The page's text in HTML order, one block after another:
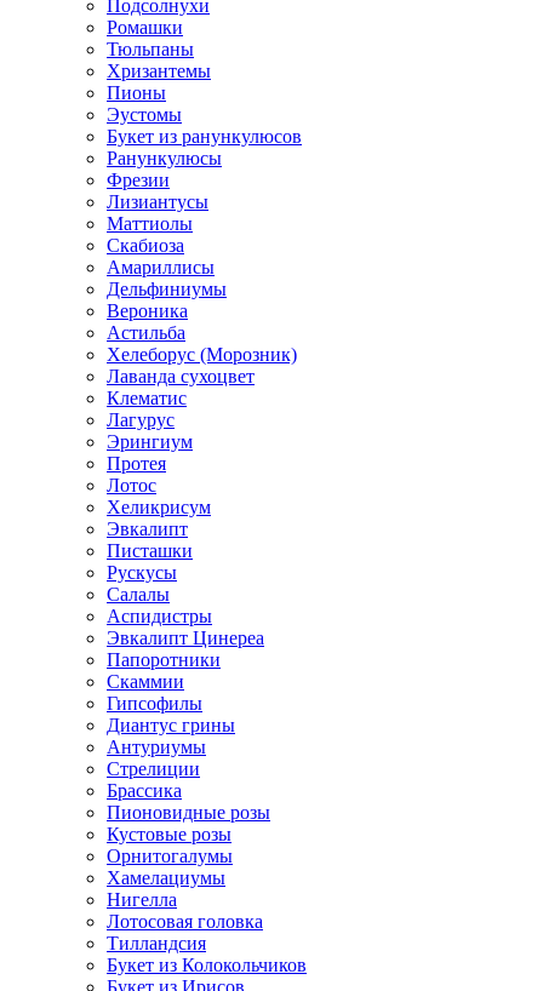
Подсолнухи
Ромашки
Тюльпаны
Хризантемы
Пионы
Эустомы
Букет из ранункулюсов
Ранункулюсы
Фрезии
Лизиантусы
Маттиолы
Скабиоза
Амариллисы
Дельфиниумы
Вероника
Астильба
Хелеборус (Морозник)
Лаванда сухоцвет
Клематис
Лагурус
Эрингиум
Протея
Лотос
Хеликрисум
Эвкалипт
Писташки
Рускусы
Салалы
Аспидистры
Эвкалипт Цинереа
Папоротники
Скаммии
Гипсофилы
Диантус грины
Антуриумы
Стрелиции
Брассика
Пионовидные розы
Кустовые розы
Орнитогалумы
Хамелациумы
Нигелла
Лотосовая головка
Тилландсия
Букет из Колокольчиков
Букет из Ирисов